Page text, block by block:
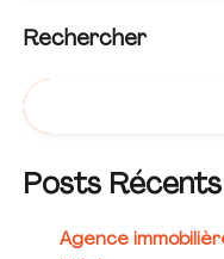
Rechercher
Posts Récents
Agence